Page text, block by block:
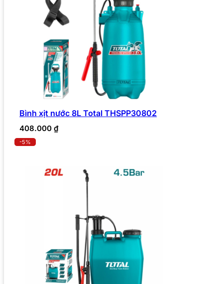
Bình xịt nước 8L Total THSPP30802
408.000 ₫
-5%